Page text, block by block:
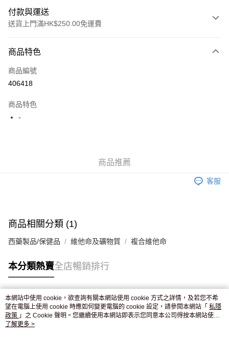
付款與運送
送貨上門滿HK$250.00免運費
信用卡
Apple Pay
JD京東物流，訂單確認發貨後2-4個工作天送達
商品特色
商品編號
406418
商品特色
-
商品推薦
客服
商品相關分類 (1)
西藥製品/保健品 維他命及礦物質 複合維他命
本分類熱賣全店暢銷排行
熱門標籤
熱銷排行
本網站中使用 cookie，欲查詢有關本網站使用 cookie 方式之詳情，及若您不希
望在電腦上使用 cookie 時應如何變更電腦的 cookie 設定，請參閱本網站「 私隱
政策 」之 Cookie 聲明。您繼續使用本網站即表示您同意本公司得按本網站使用
條款之 Cookie 聲明使用 cookie。
了解更多 >